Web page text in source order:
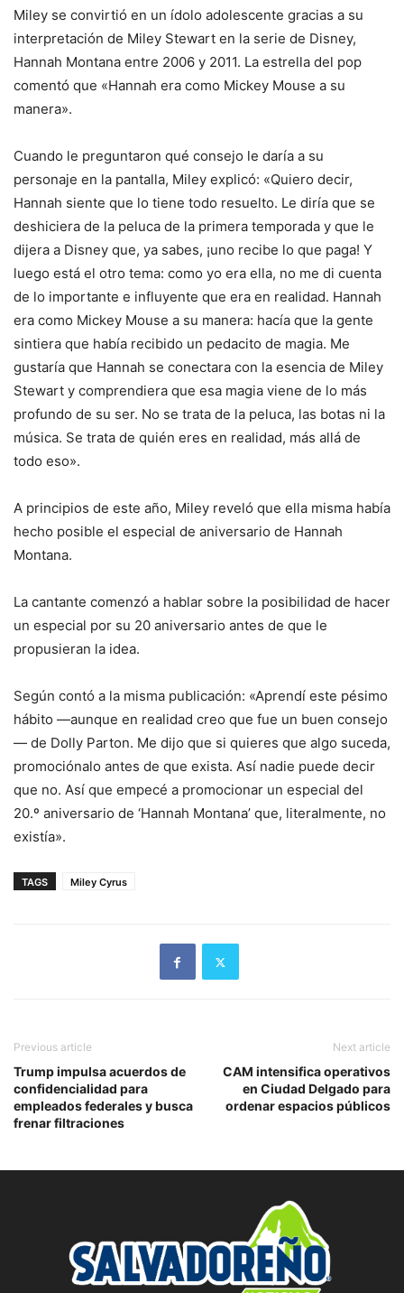
Miley se convirtió en un ídolo adolescente gracias a su
interpretación de Miley Stewart en la serie de Disney,
Hannah Montana entre 2006 y 2011. La estrella del pop
comentó que «Hannah era como Mickey Mouse a su
manera».
Cuando le preguntaron qué consejo le daría a su
personaje en la pantalla, Miley explicó: «Quiero decir,
Hannah siente que lo tiene todo resuelto. Le diría que se
deshiciera de la peluca de la primera temporada y que le
dijera a Disney que, ya sabes, ¡uno recibe lo que paga! Y
luego está el otro tema: como yo era ella, no me di cuenta
de lo importante e influyente que era en realidad. Hannah
era como Mickey Mouse a su manera: hacía que la gente
sintiera que había recibido un pedacito de magia. Me
gustaría que Hannah se conectara con la esencia de Miley
Stewart y comprendiera que esa magia viene de lo más
profundo de su ser. No se trata de la peluca, las botas ni la
música. Se trata de quién eres en realidad, más allá de
todo eso».
A principios de este año, Miley reveló que ella misma había
hecho posible el especial de aniversario de Hannah
Montana.
La cantante comenzó a hablar sobre la posibilidad de hacer
un especial por su 20 aniversario antes de que le
propusieran la idea.
Según contó a la misma publicación: «Aprendí este pésimo
hábito —aunque en realidad creo que fue un buen consejo
— de Dolly Parton. Me dijo que si quieres que algo suceda,
promociónalo antes de que exista. Así nadie puede decir
que no. Así que empecé a promocionar un especial del
20.º aniversario de ‘Hannah Montana’ que, literalmente, no
existía».
TAGS Miley Cyrus
Previous article
Trump impulsa acuerdos de
confidencialidad para
empleados federales y busca
frenar filtraciones
Next article
CAM intensifica operativos
en Ciudad Delgado para
ordenar espacios públicos